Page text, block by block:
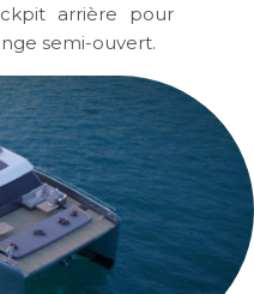
arrière pour
semi-ouvert.